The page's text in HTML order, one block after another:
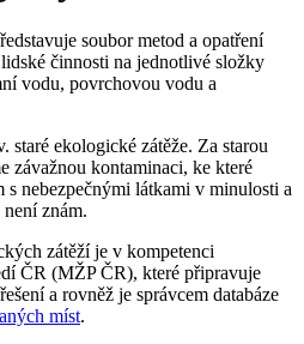
soubor metod a opatření
činnosti na jednotlivé složky
vodu, povrchovou vodu a
staré ekologické zátěže. Za starou
závažnou kontaminaci, ke které
nebezpečnými látkami v minulosti a
znám.
zátěží je v kompetenci
ČR (MŽP ČR), které připravuje
a rovněž je správcem databáze
míst.